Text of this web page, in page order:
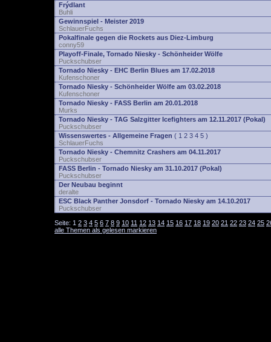
Frýdlant
Buhli
Gewinnspiel - Meister 2019
SchlauerFuchs
Pokalfinale gegen die Rockets aus Diez-Limburg
conny59
Playoff-Finale, Tornado Niesky - Schönheider Wölfe
Puckschubser
Tornado Niesky - EHC Berlin Blues am 17.02.2018
Kufenschoner
Tornado Niesky - Schönheider Wölfe am 03.02.2018
Kufenschoner
Tornado Niesky - FASS Berlin am 20.01.2018
Murks
Tornado Niesky - TAG Salzgitter Icefighters am 12.11.2017 (Pokal)
Puckschubser
Wissenswertes - Allgemeine Fragen ( 1 2 3 4 5 )
SchlauerFuchs
Tornado Niesky - Chemnitz Crashers am 04.11.2017
Puckschubser
FASS Berlin - Tornado Niesky am 31.10.2017 (Pokal)
Puckschubser
Der Neubau beginnt
deralte
ESC Black Panther Jonsdorf - Tornado Niesky am 14.10.2017
Puckschubser
Seite: 1 2 3 4 5 6 7 8 9 10 11 12 13 14 15 16 17 18 19 20 21 22 23 24 25
alle Themen als gelesen markieren